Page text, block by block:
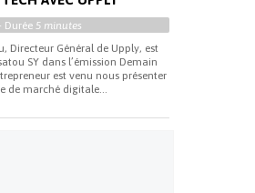
- Durée 5 minutes
Directeur Général de Upply, est
SY dans l’émission Demain
est venu nous présenter
de marché digitale...